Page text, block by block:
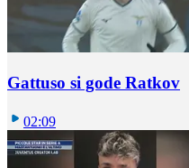
Gattuso si gode Ratkov
02:09